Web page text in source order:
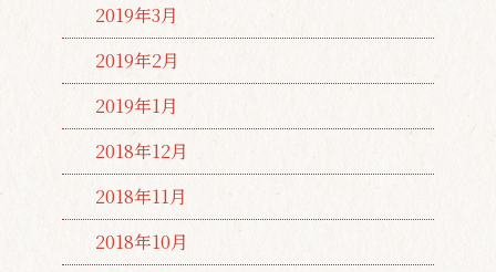
2019年3月
2019年2月
2019年1月
2018年12月
2018年11月
2018年10月